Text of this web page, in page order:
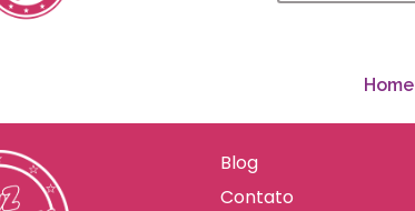
Home
Blog
Contato